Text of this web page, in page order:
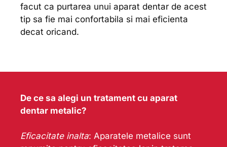
facut ca purtarea unui aparat dentar de acest
tip sa fie mai confortabila si mai eficienta
decat oricand.
De ce sa alegi un tratament cu aparat
dentar metalic?
Eficacitate inalta: Aparatele metalice sunt